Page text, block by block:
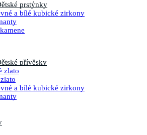
prstýnky
a bílé kubické zirkony
přívěsky
zlato
a bílé kubické zirkony